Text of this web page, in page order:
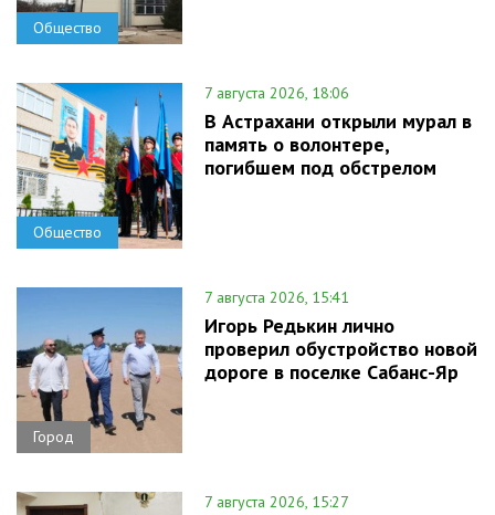
Общество
Общество
7 августа 2026, 18:06
В Астрахани открыли мурал в
память о волонтере,
погибшем под обстрелом
Город
7 августа 2026, 15:41
Игорь Редькин лично
проверил обустройство новой
дороге в поселке Сабанс-Яр
7 августа 2026, 15:27